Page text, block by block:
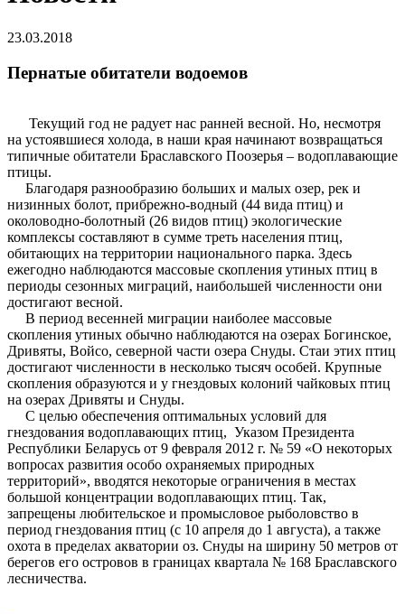
23.03.2018
Пернатые обитатели водоемов
Текущий год не радует нас ранней весной. Но, несмотря
на устоявшиеся холода, в наши края начинают возвращаться
типичные обитатели Браславского Поозерья – водоплавающие
птицы.
Благодаря разнообразию больших и малых озер, рек и
низинных болот, прибрежно-водный (44 вида птиц) и
околоводно-болотный (26 видов птиц) экологические
комплексы составляют в сумме треть населения птиц,
обитающих на территории национального парка. Здесь
ежегодно наблюдаются массовые скопления утиных птиц в
периоды сезонных миграций, наибольшей численности они
достигают весной.
В период весенней миграции наиболее массовые
скопления утиных обычно наблюдаются на озерах Богинское,
Дривяты, Войсо, северной части озера Снуды. Стаи этих птиц
достигают численности в несколько тысяч особей. Крупные
скопления образуются и у гнездовых колоний чайковых птиц
на озерах Дривяты и Снуды.
С целью обеспечения оптимальных условий для
гнездования водоплавающих птиц, Указом Президента
Республики Беларусь от 9 февраля 2012 г. № 59 «О некоторых
вопросах развития особо охраняемых природных
территорий», вводятся некоторые ограничения в местах
большой концентрации водоплавающих птиц. Так,
запрещены любительское и промысловое рыболовство в
период гнездования птиц (с 10 апреля до 1 августа), а также
охота в пределах акватории оз. Снуды на ширину 50 метров от
берегов его островов в границах квартала № 168 Браславского
лесничества.